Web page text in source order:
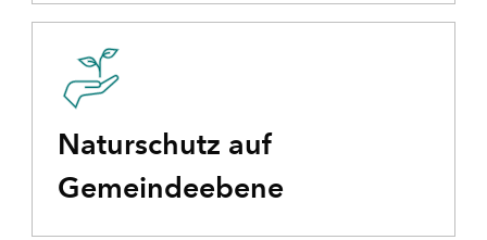
Naturschutz auf
Gemeindeebene